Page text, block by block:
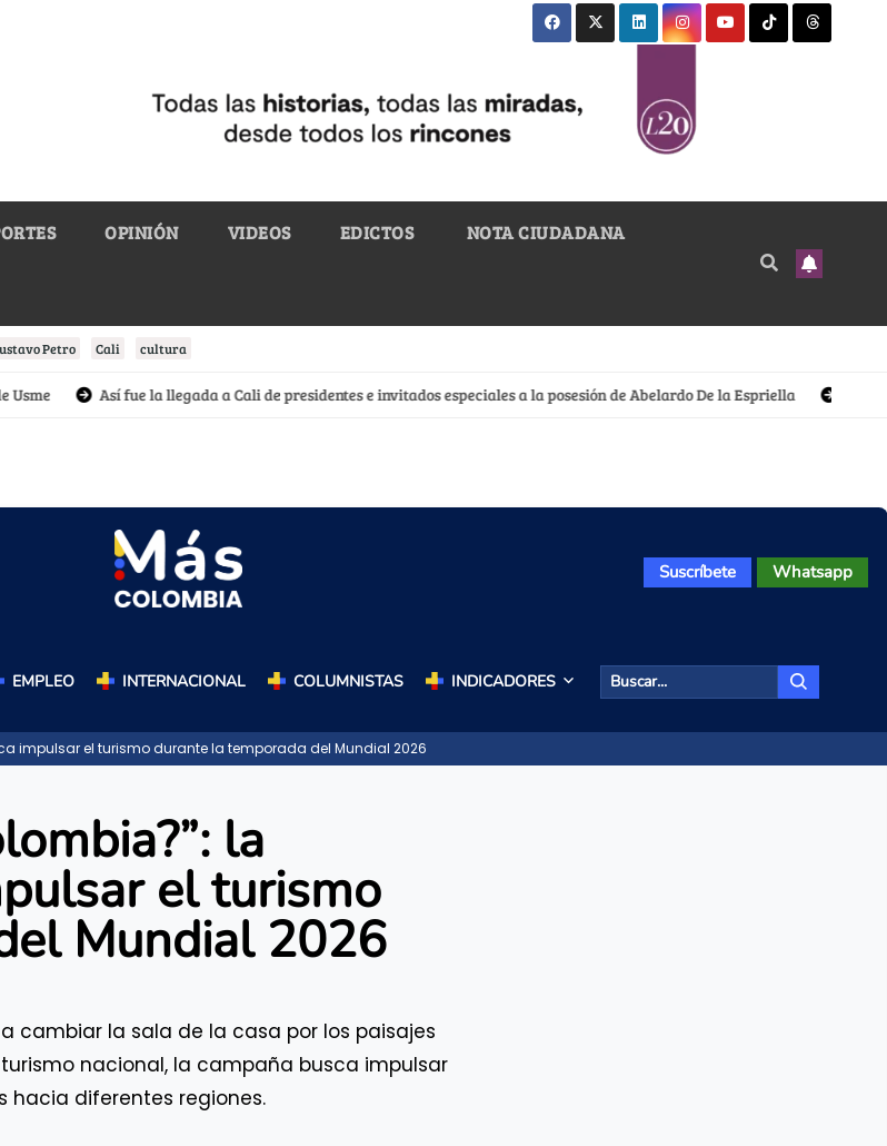
OPINIÓN VIDEOS EDICTOS NOTA CIUDADANA
Petro Cali cultura
Así fue la llegada a Cali de presidentes e invitados especiales a la posesión de Abelardo De la Espriella El sastre